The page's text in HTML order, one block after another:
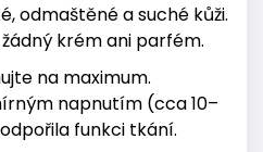
odmaštěné a suché kůži.
krém ani parfém.
na maximum.
napnutím (cca 10–
funkci tkání.